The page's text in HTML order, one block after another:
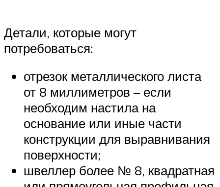
Детали, которые могут
потребоваться:
отрезок металлического листа
от 8 миллиметров – если
необходим настила на
основание или иные части
конструкции для выравнивания
поверхности;
швеллер более № 8, квадратная